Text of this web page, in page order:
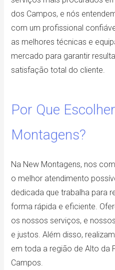
dos Campos, e nós
com um profissional
as melhores técnicas e
mercado para garantir
satisfação total do cliente.
Por Que
Montagens?
Na New Montagens, nos
o melhor atendimento
dedicada que trabalha para
forma rápida e eficiente.
os nossos serviços, e
e justos. Além disso,
em toda a região de Alto da
Campos.